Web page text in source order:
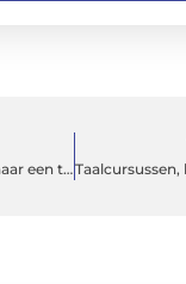
Vertrouwd opzoek naar een tweede partner